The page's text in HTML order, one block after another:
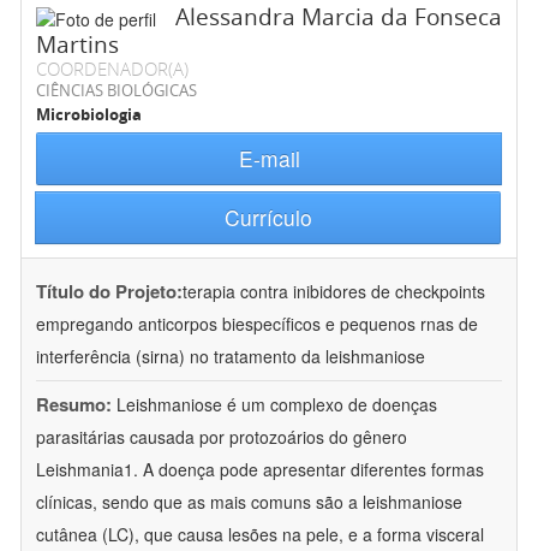
Alessandra Marcia da Fonseca
Martins
COORDENADOR(A)
CIÊNCIAS BIOLÓGICAS
Microbiologia
E-mail
Currículo
Título do Projeto:terapia contra inibidores de checkpoints
empregando anticorpos biespecíficos e pequenos rnas de
interferência (sirna) no tratamento da leishmaniose
Resumo: Leishmaniose é um complexo de doenças
parasitárias causada por protozoários do gênero
Leishmania1. A doença pode apresentar diferentes formas
clínicas, sendo que as mais comuns são a leishmaniose
cutânea (LC), que causa lesões na pele, e a forma visceral